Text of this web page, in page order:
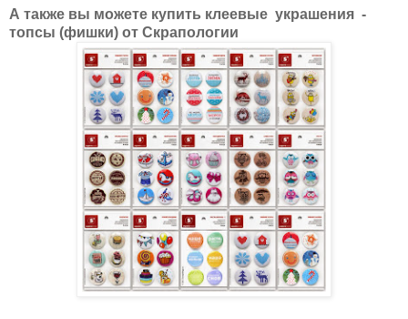
А также вы можете купить клеевые украшения -
топсы (фишки) от Скрапологии